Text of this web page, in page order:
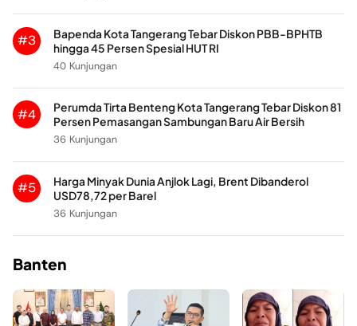
#3
Bapenda Kota Tangerang Tebar Diskon PBB-BPHTB
hingga 45 Persen Spesial HUT RI
40 Kunjungan
#4
Perumda Tirta Benteng Kota Tangerang Tebar Diskon 81
Persen Pemasangan Sambungan Baru Air Bersih
36 Kunjungan
#5
Harga Minyak Dunia Anjlok Lagi, Brent Dibanderol
USD78,72 per Barel
36 Kunjungan
Banten